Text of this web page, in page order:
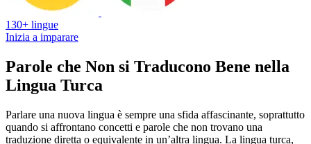
130+ lingue
Inizia a imparare
Parole che Non si Traducono Bene nella
Lingua Turca
Parlare una nuova lingua è sempre una sfida affascinante, soprattutto
quando si affrontano concetti e parole che non trovano una
traduzione diretta o equivalente in un’altra lingua. La lingua turca,